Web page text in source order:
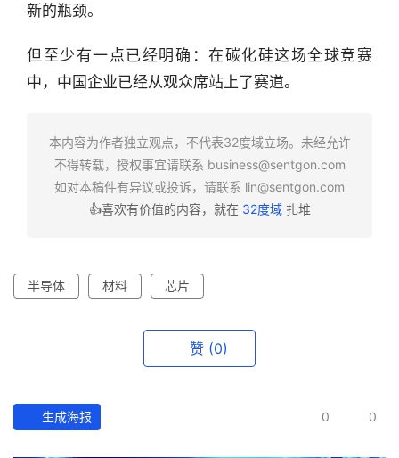
新的瓶颈。
但至少有一点已经明确：在碳化硅这场全球竞赛
中，中国企业已经从观众席站上了赛道。
本内容为作者独立观点，不代表32度域立场。未经允许
不得转载，授权事宜请联系 business@sentgon.com
如对本稿件有异议或投诉，请联系 lin@sentgon.com
👍喜欢有价值的内容，就在 32度域扎堆
半导体 材料 芯片
赞 (0)
生成海报 0 0